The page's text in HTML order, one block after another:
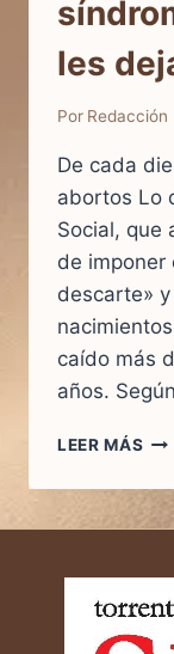
les
Por Redacción
De cada
abortos Lo
Social, que
de imponer
descarte»
caído más
años.
LEER MÁS
DE
DE